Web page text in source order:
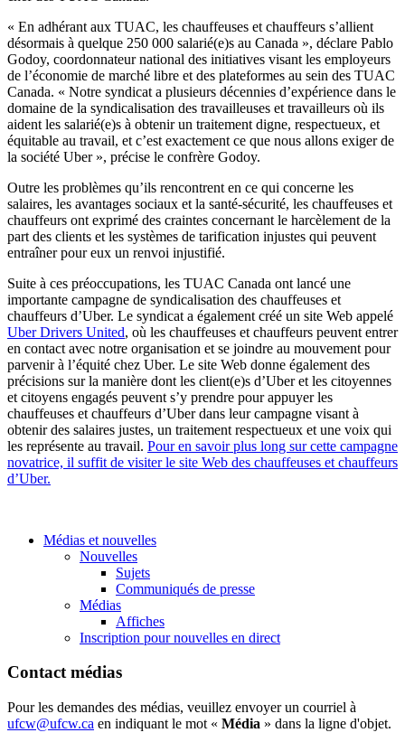
« En adhérant aux TUAC, les chauffeuses et chauffeurs s’allient
désormais à quelque 250 000 salarié(e)s au Canada », déclare Pablo
Godoy, coordonnateur national des initiatives visant les employeurs
de l’économie de marché libre et des plateformes au sein des TUAC
Canada. « Notre syndicat a plusieurs décennies d’expérience dans le
domaine de la syndicalisation des travailleuses et travailleurs où ils
aident les salarié(e)s à obtenir un traitement digne, respectueux, et
équitable au travail, et c’est exactement ce que nous allons exiger de
la société Uber », précise le confrère Godoy.
Outre les problèmes qu’ils rencontrent en ce qui concerne les
salaires, les avantages sociaux et la santé-sécurité, les chauffeuses et
chauffeurs ont exprimé des craintes concernant le harcèlement de la
part des clients et les systèmes de tarification injustes qui peuvent
entraîner pour eux un renvoi injustifié.
Suite à ces préoccupations, les TUAC Canada ont lancé une
importante campagne de syndicalisation des chauffeuses et
chauffeurs d’Uber. Le syndicat a également créé un site Web appelé
Uber Drivers United, où les chauffeuses et chauffeurs peuvent entrer
en contact avec notre organisation et se joindre au mouvement pour
parvenir à l’équité chez Uber. Le site Web donne également des
précisions sur la manière dont les client(e)s d’Uber et les citoyennes
et citoyens engagés peuvent s’y prendre pour appuyer les
chauffeuses et chauffeurs d’Uber dans leur campagne visant à
obtenir des salaires justes, un traitement respectueux et une voix qui
les représente au travail. Pour en savoir plus long sur cette campagne
novatrice, il suffit de visiter le site Web des chauffeuses et chauffeurs
d’Uber.
Médias et nouvelles
Nouvelles
Sujets
Communiqués de presse
Médias
Affiches
Inscription pour nouvelles en direct
Contact médias
Pour les demandes des médias, veuillez envoyer un courriel à
ufcw@ufcw.ca en indiquant le mot « Média » dans la ligne d'objet.